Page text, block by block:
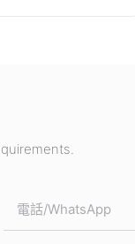
電話/WhatsApp